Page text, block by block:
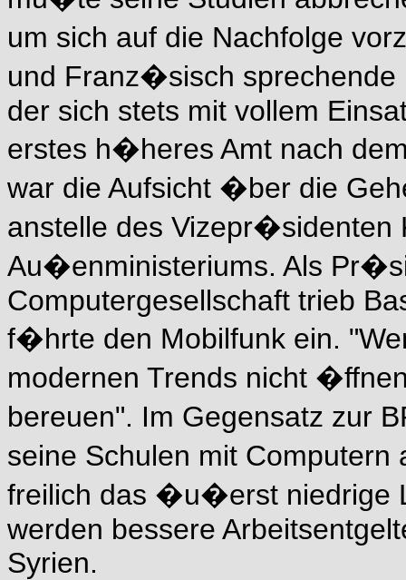
um sich auf die Nachfolge
und Franz�sisch sprechende
der sich stets mit vollem
erstes h�heres Amt nach
war die Aufsicht �ber die
anstelle des Vizepr�sidenten
Au�enministeriums. Als
Computergesellschaft trieb
f�hrte den Mobilfunk ein.
modernen Trends nicht
bereuen". Im Gegensatz zur
seine Schulen mit
freilich das �u�erst niedrige
werden bessere
Syrien.